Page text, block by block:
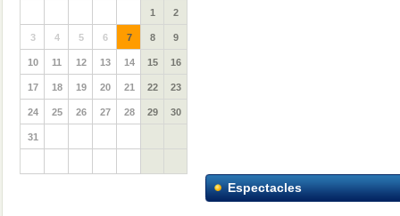
1 2
3 4 5 6 7 8 9
10 11 12 13 14 15 16
17 18 19 20 21 22 23
24 25 26 27 28 29 30
31
Espectacles